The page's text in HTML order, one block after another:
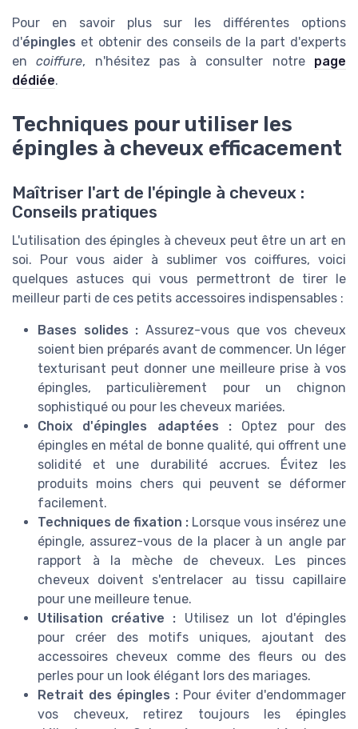
Pour en savoir plus sur les différentes options
d'épingles et obtenir des conseils de la part d'experts
encoiffure, n'hésitez pas à consulter notre page
dédiée.
Techniques pour utiliser les
épingles à cheveux efficacement
Maîtriser l'art de l'épingle à cheveux :
Conseils pratiques
L'utilisation des épingles à cheveux peut être un art en
soi. Pour vous aider à sublimer vos coiffures, voici
quelques astuces qui vous permettront de tirer le
meilleur parti de ces petits accessoires indispensables :
Bases solides : Assurez-vous que vos cheveux
soient bien préparés avant de commencer. Un léger
texturisant peut donner une meilleure prise à vos
épingles, particulièrement pour un chignon
sophistiqué ou pour les cheveux mariées.
Choix d'épingles adaptées : Optez pour des
épingles en métal de bonne qualité, qui offrent une
solidité et une durabilité accrues. Évitez les
produits moins chers qui peuvent se déformer
facilement.
Techniques de fixation : Lorsque vous insérez une
épingle, assurez-vous de la placer à un angle par
rapport à la mèche de cheveux. Les pinces
cheveux doivent s'entrelacer au tissu capillaire
pour une meilleure tenue.
Utilisation créative : Utilisez un lot d'épingles
pour créer des motifs uniques, ajoutant des
accessoires cheveux comme des fleurs ou des
perles pour un look élégant lors des mariages.
Retrait des épingles : Pour éviter d'endommager
vos cheveux, retirez toujours les épingles